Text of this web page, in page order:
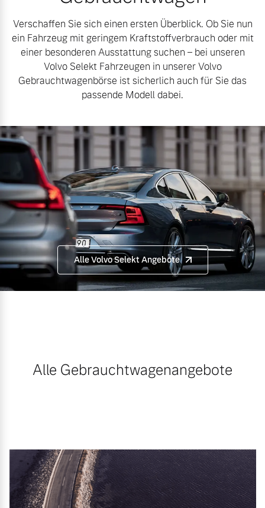
Verschaffen Sie sich einen ersten Überblick. Ob Sie nun
ein Fahrzeug mit geringem Kraftstoffverbrauch oder mit
einer besonderen Ausstattung suchen – bei unseren
Volvo Selekt Fahrzeugen in unserer Volvo
Gebrauchtwagenbörse ist sicherlich auch für Sie das
passende Modell dabei.
Alle Volvo Selekt Angebote
Alle Gebrauchtwagenangebote